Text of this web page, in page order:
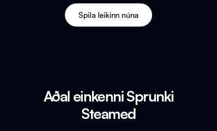
Spila leikinn núna
Aðal einkenni Sprunki
Steamed